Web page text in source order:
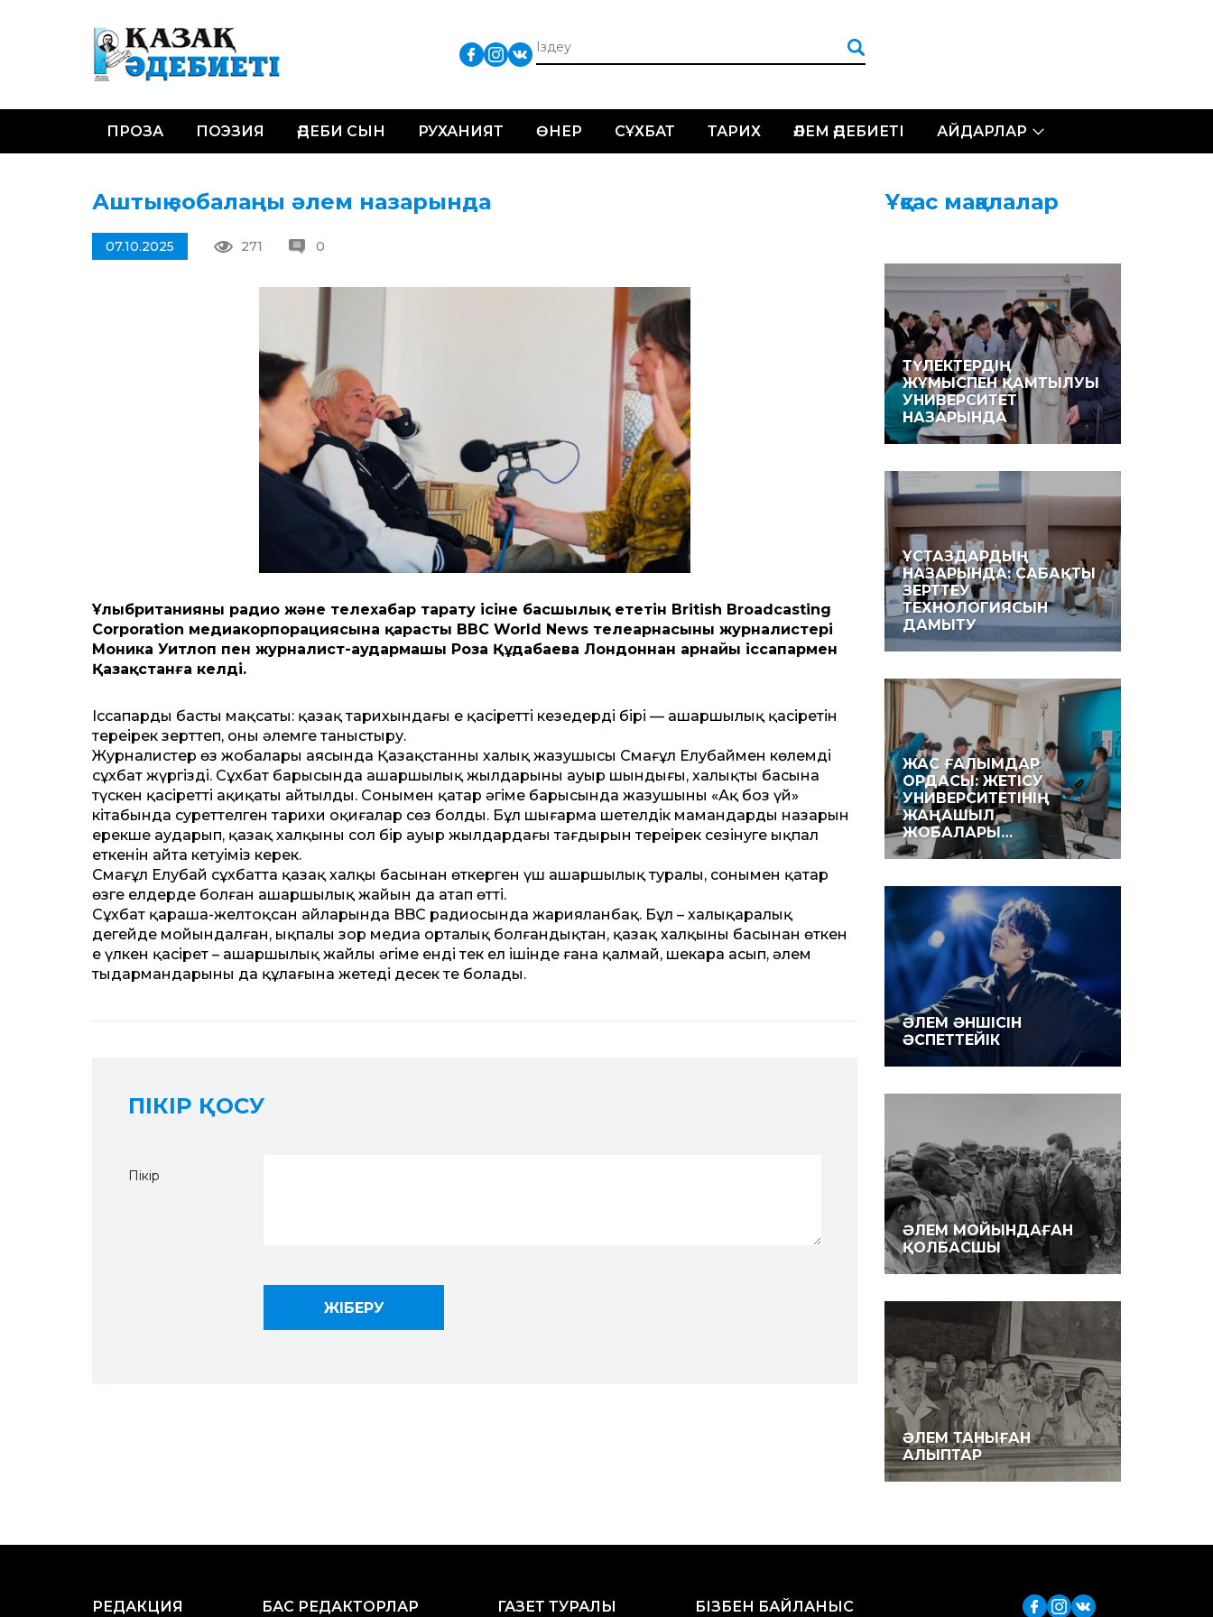
ПРОЗА ПОЭЗИЯ ӘДЕБИ СЫН РУХАНИЯТ ӨНЕР СҰХБАТ ТАРИХ ӘЛЕМ ӘДЕБИЕТІ АЙДАРЛАР
Аштық зобалаңы әлем назарында
07.10.2025 271 0
Ұлыбританияның радио және телехабар тарату ісіне басшылық ететін British Broadcasting
Corporation медиакорпорациясына қарасты BBC World News телеарнасының журналистері
Моника Уитлоп пен журналист-аудармашы Роза Құдабаева Лондоннан арнайы іссапармен
Қазақстанға келді.
Іссапардың басты мақсаты: қазақ тарихындағы ең қасіретті кезеңдердің бірі — ашаршылық қасіретін
тереңірек зерттеп, оны әлемге таныстыру.
Журналистер өз жобалары аясында Қазақстанның халық жазушысы Смағұл Елубаймен көлемді
сұхбат жүргізді. Сұхбат барысында ашаршылық жылдарының ауыр шындығы, халықтың басына
түскен қасіреттің ақиқаты айтылды. Сонымен қатар әңгіме барысында жазушының «Ақ боз үй»
кітабында суреттелген тарихи оқиғалар сөз болды. Бұл шығарма шетелдік мамандардың назарын
ерекше аударып, қазақ халқының сол бір ауыр жылдардағы тағдырын тереңірек сезінуге ықпал
еткенін айта кетуіміз керек.
Смағұл Елубай сұхбатта қазақ халқы басынан өткерген үш ашаршылық туралы, сонымен қатар
өзге елдерде болған ашаршылық жайын да атап өтті.
Сұхбат қараша-желтоқсан айларында BBC радио­сында жарияланбақ. Бұл – халықаралық
деңгейде мойындалған, ықпалы зор медиа орталық болғандықтан, қазақ халқының басынан өткен
ең үлкен қасірет – ашаршылық жайлы әңгіме енді тек ел ішінде ғана қалмай, шекара асып, әлем
тыңдармандарының да құлағына жетеді десек те болады.
ПІКІР ҚОСУ
Пікір
Ұқсас мақалалар
ТҮЛЕКТЕРДІҢ
ЖҰМЫСПЕН ҚАМТЫЛУЫ
УНИВЕРСИТЕТ
НАЗАРЫНДА
ҰСТАЗДАРДЫҢ
НАЗАРЫНДА: САБАҚТЫ
ЗЕРТТЕУ
ТЕХНОЛОГИЯСЫН
ДАМЫТУ
ЖАС ҒАЛЫМДАР
ОРДАСЫ: ЖЕТІСУ
УНИВЕРСИТЕТІНІҢ
ЖАҢАШЫЛ
ЖОБАЛАРЫ…
ӘЛЕМ ӘНШІСІН
ӘСПЕТТЕЙІК
ӘЛЕМ МОЙЫНДАҒАН
ҚОЛБАСШЫ
ӘЛЕМ ТАНЫҒАН
АЛЫПТАР
РЕДАКЦИЯ БАС РЕДАКТОРЛАР ГАЗЕТ ТУРАЛЫ БІЗБЕН БАЙЛАНЫС